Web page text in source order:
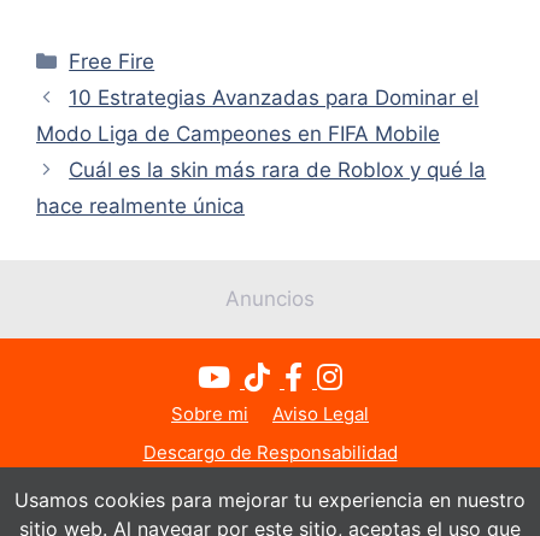
Categorías
Free Fire
10 Estrategias Avanzadas para Dominar el
Modo Liga de Campeones en FIFA Mobile
Cuál es la skin más rara de Roblox y qué la
hace realmente única
Anuncios
Sobre mi
Aviso Legal
Descargo de Responsabilidad
Política de Privacidad
Política de Cookies
Contacto
Usamos cookies para mejorar tu experiencia en nuestro
sitio web. Al navegar por este sitio, aceptas el uso que